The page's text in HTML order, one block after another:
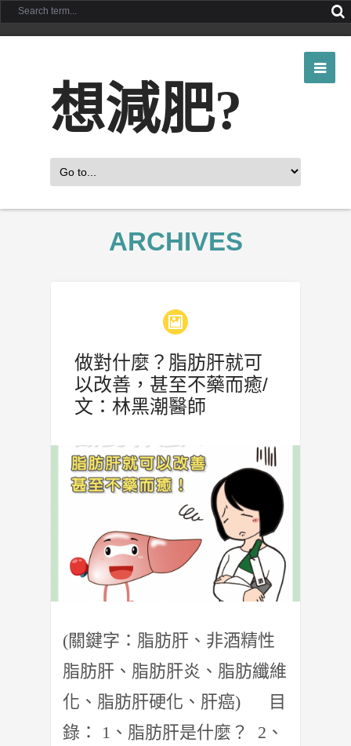
想減肥?
ARCHIVES
做對什麼？脂肪肝就可
以改善，甚至不藥而癒/
文：林黑潮醫師
(關鍵字：脂肪肝、非酒精性
脂肪肝、脂肪肝炎、脂肪纖維
化、脂肪肝硬化、肝癌) 目
錄： 1、脂肪肝是什麼？ 2、